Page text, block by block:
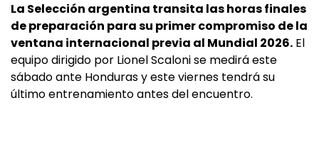
La Selección argentina transita las horas finales
de preparación para su primer compromiso de la
ventana internacional previa al Mundial 2026. El
equipo dirigido por Lionel Scaloni se medirá este
sábado ante Honduras y este viernes tendrá su
último entrenamiento antes del encuentro.